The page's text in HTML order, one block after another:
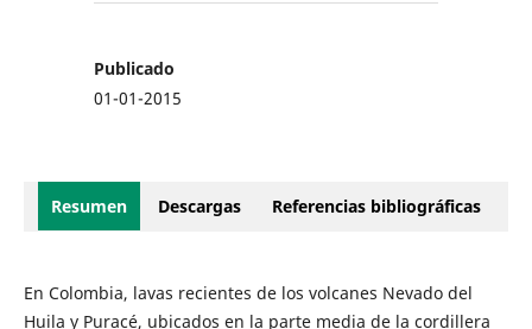
Publicado
01-01-2015
Resumen Descargas Referencias bibliográficas
En Colombia, lavas recientes de los volcanes Nevado del
Huila y Puracé, ubicados en la parte media de la cordillera